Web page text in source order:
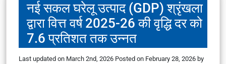
नई सकल घरेलू उत्पाद (GDP) श्रृंखला
द्वारा वित्त वर्ष 2025-26 की वृद्धि दर को
7.6 प्रतिशत तक उन्नत
Last updated on March 2nd, 2026 Posted on February 28, 2026 by